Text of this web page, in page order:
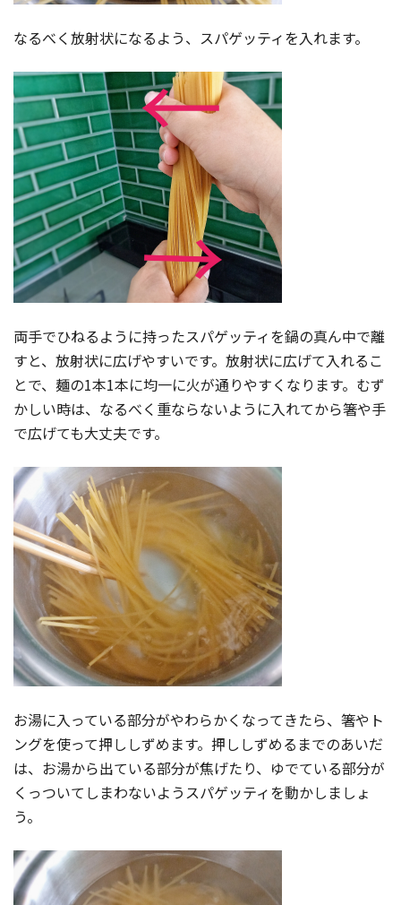
なるべく放射状になるよう、スパゲッティを入れます。
両手でひねるように持ったスパゲッティを鍋の真ん中で離
すと、放射状に広げやすいです。放射状に広げて入れるこ
とで、麺の1本1本に均一に火が通りやすくなります。むず
かしい時は、なるべく重ならないように入れてから箸や手
で広げても大丈夫です。
お湯に入っている部分がやわらかくなってきたら、箸やト
ングを使って押ししずめます。押ししずめるまでのあいだ
は、お湯から出ている部分が焦げたり、ゆでている部分が
くっついてしまわないようスパゲッティを動かしましょ
う。